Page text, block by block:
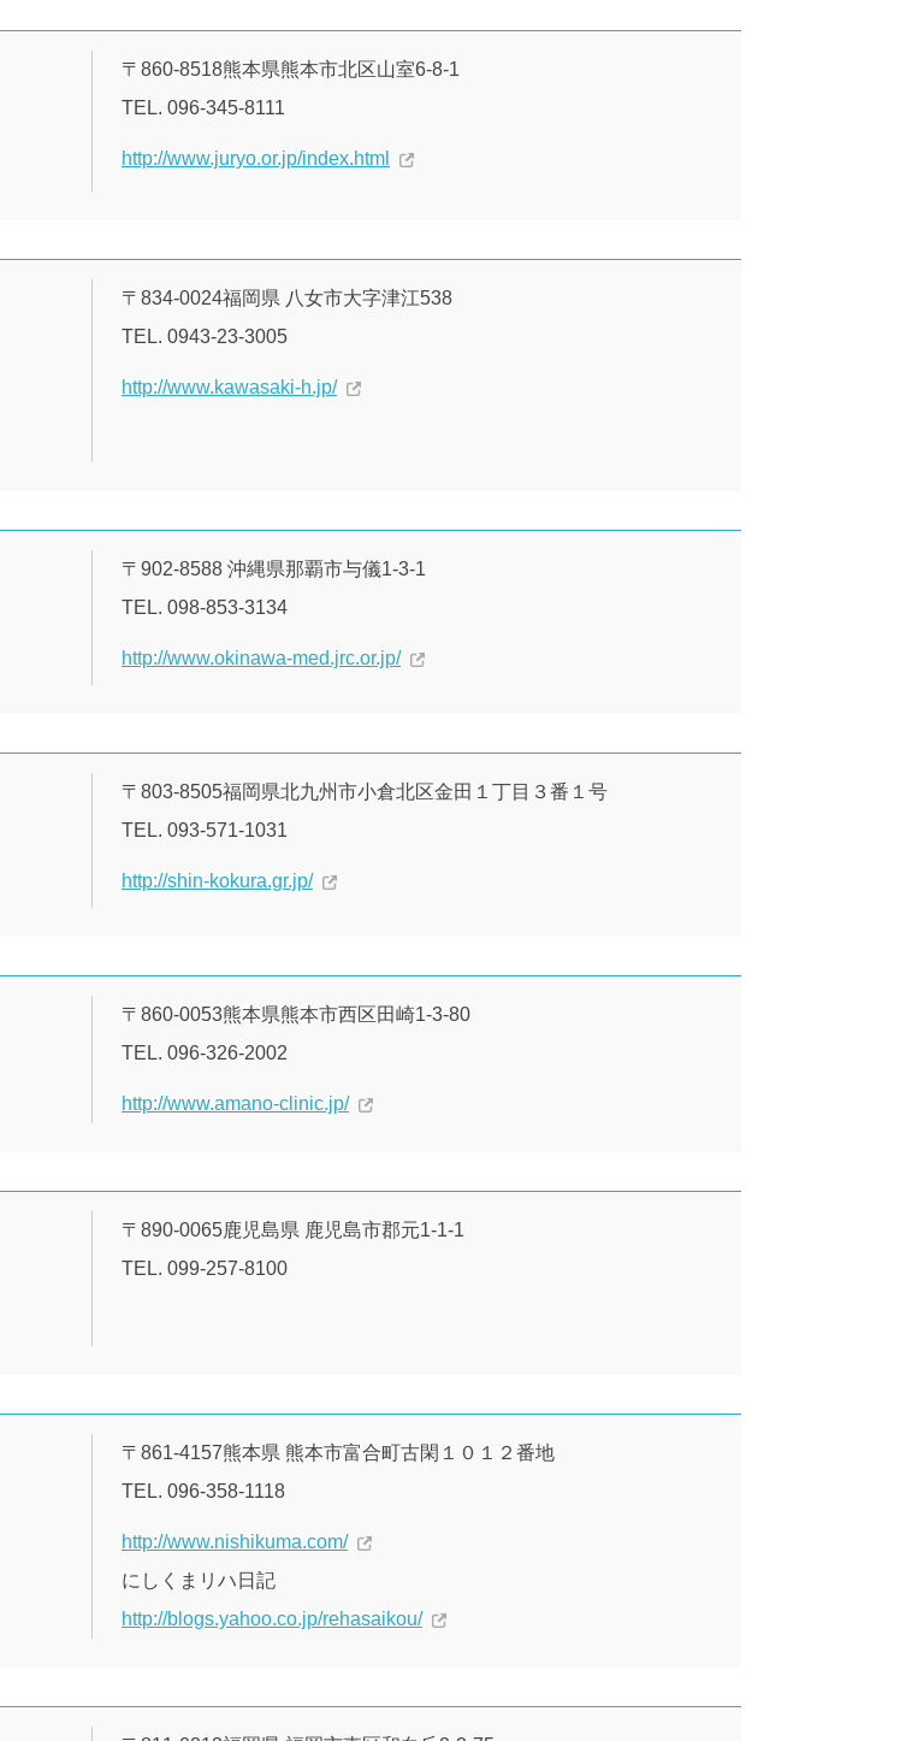
〒860-8518熊本県熊本市北区山室6-8-1
TEL. 096-345-8111
http://www.juryo.or.jp/index.html
〒834-0024福岡県 八女市大字津江538
TEL. 0943-23-3005
http://www.kawasaki-h.jp/
〒902‐8588 沖縄県那覇市与儀1-3-1
TEL. 098-853-3134
http://www.okinawa-med.jrc.or.jp/
〒803-8505福岡県北九州市小倉北区金田１丁目３番１号
TEL. 093-571-1031
http://shin-kokura.gr.jp/
〒860-0053熊本県熊本市西区田崎1-3-80
TEL. 096-326-2002
http://www.amano-clinic.jp/
〒890-0065鹿児島県 鹿児島市郡元1-1-1
TEL. 099-257-8100
〒861-4157熊本県 熊本市富合町古閑１０１２番地
TEL. 096-358-1118
http://www.nishikuma.com/
にしくまリハ日記
http://blogs.yahoo.co.jp/rehasaikou/